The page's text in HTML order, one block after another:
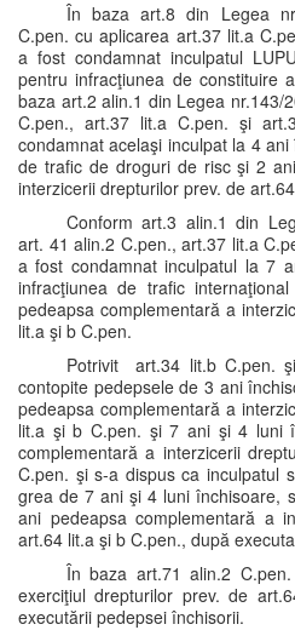
În baza art.8 din Legea
C.pen. cu aplicarea art.37 lit.a
a fost condamnat inculpatul
pentru infracţiunea de constituire
baza art.2 alin.1 din Legea nr.143/
C.pen., art.37 lit.a C.pen. şi
condamnat acelaşi inculpat la 4
de trafic de droguri de risc şi 2
interzicerii drepturilor prev. de
Conform art.3 alin.1 din
art. 41 alin.2 C.pen., art.37 lit.a
a fost condamnat inculpatul la 7
infracţiunea de trafic
pedeapsa complementară a
lit.a şi b C.pen.
Potrivit art.34 lit.b C.pen.
contopite pedepsele de 3 ani
pedeapsa complementară a
lit.a şi b C.pen. şi 7 ani şi 4 luni
complementară a interzicerii
C.pen. şi s-a dispus ca inculpatul
grea de 7 ani şi 4 luni închisoare,
ani pedeapsa complementară a
art.64 lit.a şi b C.pen., după
În baza art.71 alin.2
exerciţiul drepturilor prev. de
executării pedepsei închisorii.